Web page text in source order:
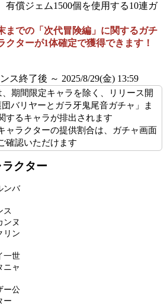
有償ジェム1500個を使用する10連ガ
までの「次代冒険編」に関するガチ
ターが1体確定で獲得できます！
ス終了後 ～ 2025/8/29(金) 13:59
期間限定キャラを除く、リリース開
バリヤーとガラ牙鬼尾音ガチャ」ま
するキャラが排出されます
ラクターの提供割合は、ガチャ画面
確認いただけます
ラクター
ンバ
ス
ンヌ
リン
一世
ニャ
ー公
ー